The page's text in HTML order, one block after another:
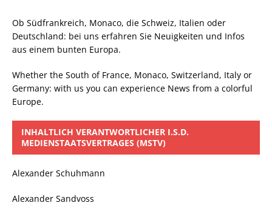
Ob Südfrankreich, Monaco, die Schweiz, Italien oder
Deutschland: bei uns erfahren Sie Neuigkeiten und Infos
aus einem bunten Europa.
Whether the South of France, Monaco, Switzerland, Italy or
Germany: with us you can experience News from a colorful
Europe.
INHALTLICH VERANTWORTLICHER I.S.D.
MEDIENSTAATSVERTRAGES (MSTV)
Alexander Schuhmann
Alexander Sandvoss